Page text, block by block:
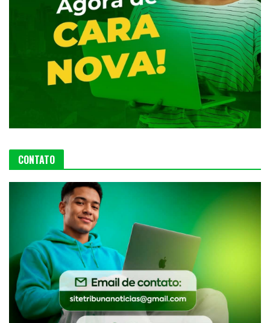
CONTATO